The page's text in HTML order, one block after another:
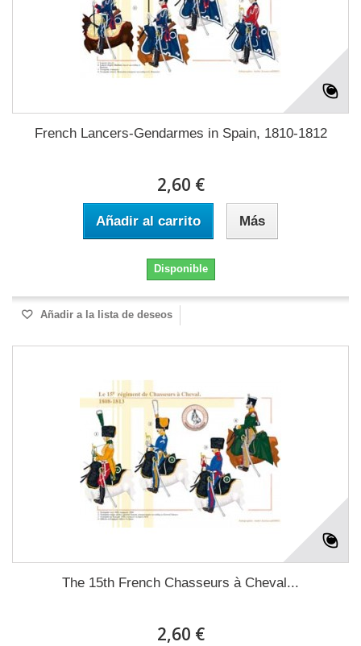
French Lancers-Gendarmes in Spain, 1810-1812
2,60 €
Añadir al carrito Más
Disponible
Añadir a la lista de deseos
The 15th French Chasseurs à Cheval...
2,60 €